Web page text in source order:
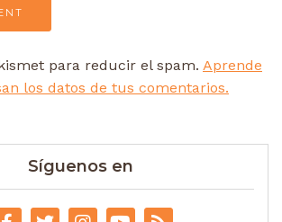
para reducir el spam. Aprende
los datos de tus comentarios.
Síguenos en